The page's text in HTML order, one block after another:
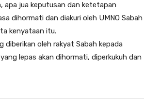
apa jua keputusan dan ketetapan
dihormati dan diakuri oleh UMNO Sabah
kenyataan itu.
diberikan oleh rakyat Sabah kepada
lepas akan dihormati, diperkukuh dan